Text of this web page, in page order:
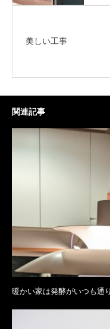
美しい工事
関連記事
暖かい家は発酵がいつも通